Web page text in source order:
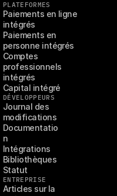
PLATEFORMES
Paiements en ligne
intégrés
Paiements en
personne intégrés
Comptes
professionnels
intégrés
Capital intégré
DÉVELOPPEURS
Journal des
modifications
Documentatio
n
Intégrations
Bibliothèques
Statut
ENTREPRISE
Articles sur la